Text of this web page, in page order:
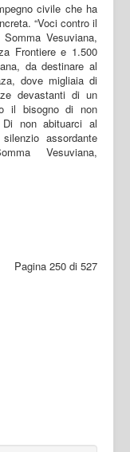
civile che ha
“Voci contro il
Somma Vesuviana,
Frontiere e 1.500
da destinare al
dove migliaia di
devastanti di un
il bisogno di non
non abituarci al
assordante
Vesuviana,
Pagina 250 di 527